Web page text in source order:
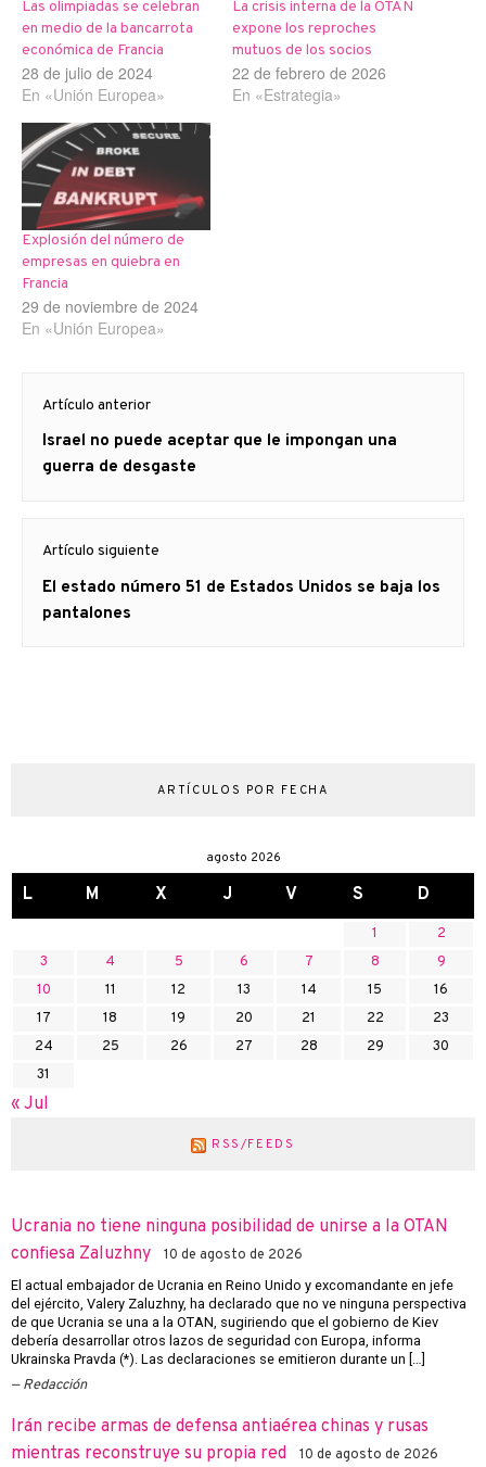
Las olimpiadas se celebran
en medio de la bancarrota
económica de Francia
28 de julio de 2024
En «Unión Europea»
La crisis interna de la OTAN
expone los reproches
mutuos de los socios
22 de febrero de 2026
En «Estrategia»
Explosión del número de
empresas en quiebra en
Francia
29 de noviembre de 2024
En «Unión Europea»
de
entradas
Artículo anterior
Artículo
anterior
Israel no puede aceptar que le impongan una
guerra de desgaste
Artículo siguiente
Artículo
siguiente:
El estado número 51 de Estados Unidos se baja los
pantalones
ARTÍCULOS POR FECHA
agosto 2026
L M X J V S D
1
2
3
4 5 6 7 8
9
10
11 12 13 14 15
16
17
18 19 20 21 22
23
24
25 26 27 28 29
30
31
« Jul
RSS/FEEDS
Ucrania no tiene ninguna posibilidad de unirse a la OTAN
confiesa Zaluzhny
10 de agosto de 2026
El actual embajador de Ucrania en Reino Unido y excomandante en jefe
del ejército, Valery Zaluzhny, ha declarado que no ve ninguna perspectiva
de que Ucrania se una a la OTAN, sugiriendo que el gobierno de Kiev
debería desarrollar otros lazos de seguridad con Europa, informa
Ukrainska Pravda (*). Las declaraciones se emitieron durante un […]
Redacción
Irán recibe armas de defensa antiaérea chinas y rusas
mientras reconstruye su propia red
10 de agosto de 2026